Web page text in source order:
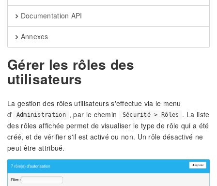
Documentation API
Annexes
Gérer les rôles des
utilisateurs
La gestion des rôles utilisateurs s'effectue via le menu
d'
Administration , par le chemin Sécurité > Rôles
. La liste
des rôles affichée permet de visualiser le type de rôle qui a été
créé, et de vérifier s'il est activé ou non. Un rôle désactivé ne
peut être attribué.